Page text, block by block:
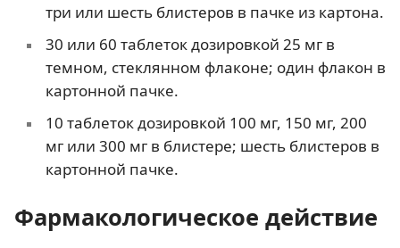
три или шесть блистеров в пачке из картона.
30 или 60 таблеток дозировкой 25 мг в
темном, стеклянном флаконе; один флакон в
картонной пачке.
10 таблеток дозировкой 100 мг, 150 мг, 200
мг или 300 мг в блистере; шесть блистеров в
картонной пачке.
Фармакологическое действие